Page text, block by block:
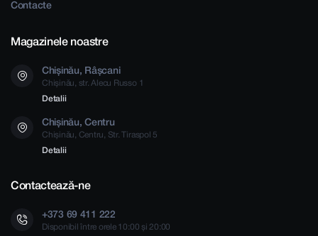
Contacte
Magazinele noastre
Chișinău, Râșcani
Chișinău, str. Alecu Russo 1
Detalii
Chișinău, Centru
Chișinău, Centru, Str. Tiraspol 5
Detalii
Contactează-ne
+373 69 411 222
Disponibil între orele 10:00 și 20:00